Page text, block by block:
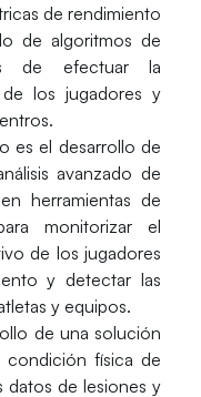
de rendimiento
de algoritmos de
de efectuar la
los jugadores y
es el desarrollo de
avanzado de
herramientas de
monitorizar el
de los jugadores
y detectar las
y equipos.
de una solución
condición física de
datos de lesiones y